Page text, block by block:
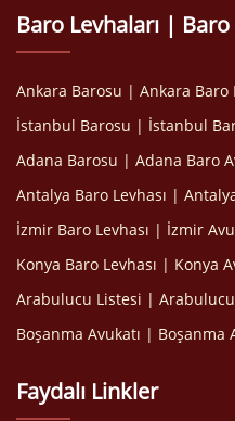
Baro Levhaları |
Ankara Barosu | Ankara Baro
İstanbul Barosu | İstanbul
Adana Barosu | Adana Baro
Antalya Baro Levhası |
İzmir Baro Levhası | İzmir
Konya Baro Levhası | Konya
Arabulucu Listesi |
Boşanma Avukatı | Boşanma
Faydalı Linkler